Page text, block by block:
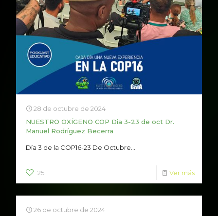
28 de octubre de 2024
NUESTRO OXÍGENO COP Dia 3-23 de oct Dr.
Manuel Rodríguez Becerra
Día 3 de la COP16-23 De Octubre...
25 Ver más
26 de octubre de 2024